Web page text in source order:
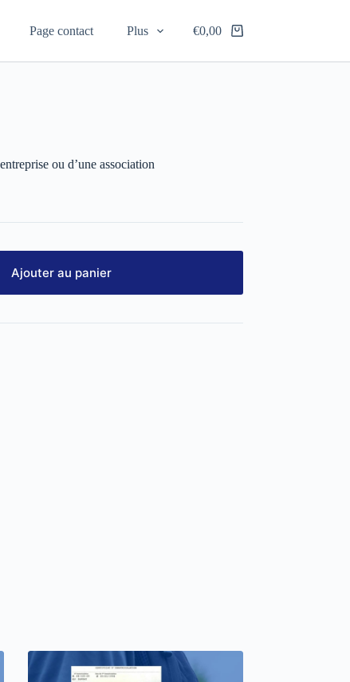
Page contact Plus €0,00
ou d’une association
Ajouter au panier